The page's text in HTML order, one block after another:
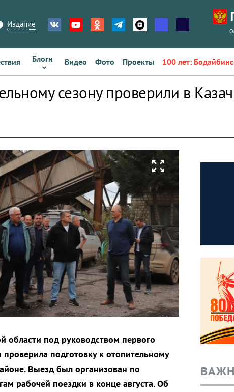
Издание
Блоги Видео Фото Проекты 100 лет:
сезону проверили в
zoom_out_map
области под руководством первого
подготовку к отопительному
Выезд был организован по
рабочей поездки в конце августа. Об